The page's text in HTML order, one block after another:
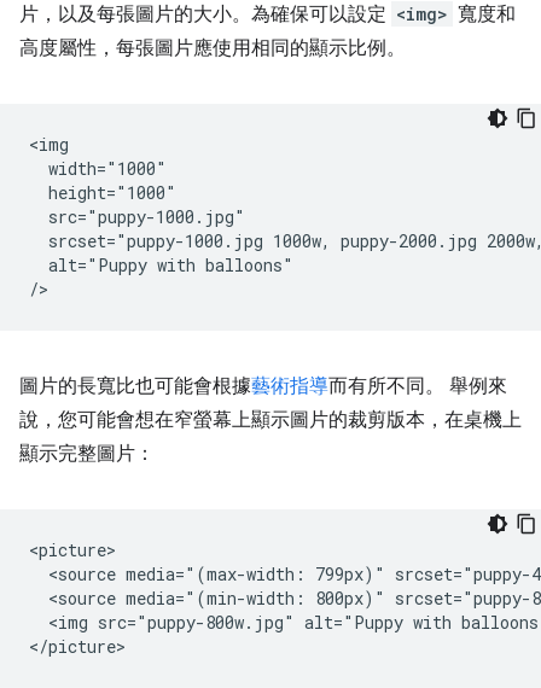
片，以及每張圖片的大小。為確保可以設定 <img> 寬度和
高度屬性，每張圖片應使用相同的顯示比例。
<img
  width="1000"
  height="1000"
  src="puppy-1000.jpg"
srcset="puppy-1000.jpg 1000w, puppy-2000.jpg
  alt="Puppy with balloons"
圖片的長寬比也可能會根據藝術指導而有所不同。 舉例來
說，您可能會想在窄螢幕上顯示圖片的裁剪版本，在桌機上
顯示完整圖片：
<picture>
<source media="(max-width: 799px)" srcset="puppy-
<source media="(min-width: 800px)" srcset="puppy-
<img src="puppy-800w.jpg" alt="Puppy with